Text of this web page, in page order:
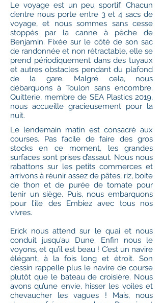
Le voyage est un peu sportif. Chacun
d’entre nous porte entre 3 et 4 sacs de
voyage, et nous sommes sans cesse
stoppés par la canne à pêche de
Benjamin. Fixée sur le côté de son sac
de randonnée et non rétractable, elle se
prend périodiquement dans des tuyaux
et autres obstacles pendant du plafond
de la gare. Malgré cela, nous
débarquons à Toulon sans encombre.
Quitterie, membre de SEA Plastics 2019,
nous accueille gracieusement pour la
nuit.
Le lendemain matin est consacré aux
courses. Pas facile de faire des gros
stocks en ce moment, les grandes
surfaces sont prises d’assaut. Nous nous
rabattons sur les petits commerces et
arrivons à réunir assez de pâtes, riz, boite
de thon et de purée de tomate pour
tenir un siège. Puis, nous embarquons
pour l’ile des Embiez avec tous nos
vivres.
Erick nous attend sur le quai et nous
conduit jusqu’au Dune. Enfin nous le
voyons, et qu’il est beau ! C’est un navire
élégant, à la fois long et étroit. Son
dessin rappelle plus le navire de course
plutôt que le bateau de croisière. Nous
avons qu’une envie, hisser les voiles et
chevaucher les vagues ! Mais, nous